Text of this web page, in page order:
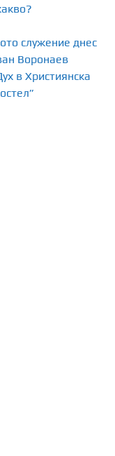
служение днес
Воронаев
в Християнска